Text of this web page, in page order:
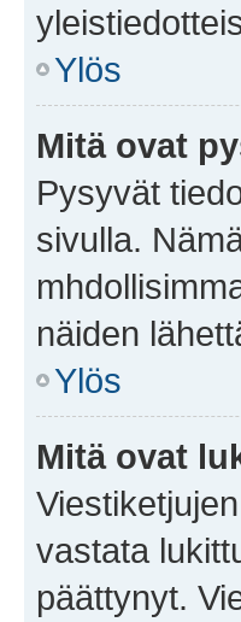
Ylös
Mitä ovat
Pysyvät
sivulla.
näiden
Ylös
Mitä ovat
vastata
päättynyt.